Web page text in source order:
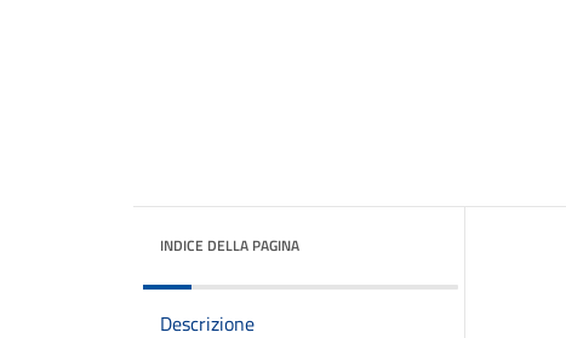
INDICE DELLA PAGINA
Descrizione